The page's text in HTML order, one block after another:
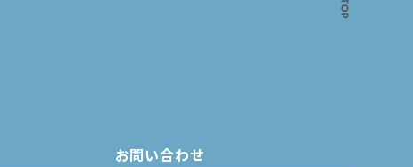
お問い合わせ